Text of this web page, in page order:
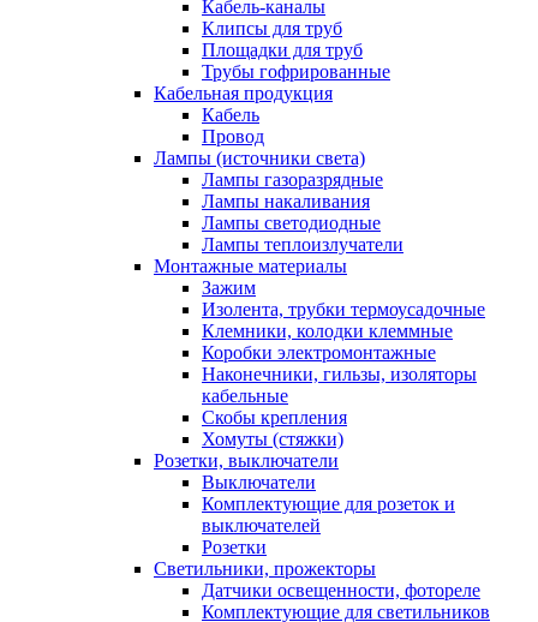
Кабель-каналы
Клипсы для труб
Площадки для труб
Трубы гофрированные
Кабельная продукция
Кабель
Провод
Лампы (источники света)
Лампы газоразрядные
Лампы накаливания
Лампы светодиодные
Лампы теплоизлучатели
Монтажные материалы
Зажим
Изолента, трубки термоусадочные
Клемники, колодки клеммные
Коробки электромонтажные
Наконечники, гильзы, изоляторы
кабельные
Скобы крепления
Хомуты (стяжки)
Розетки, выключатели
Выключатели
Комплектующие для розеток и
выключателей
Розетки
Светильники, прожекторы
Датчики освещенности, фотореле
Комплектующие для светильников